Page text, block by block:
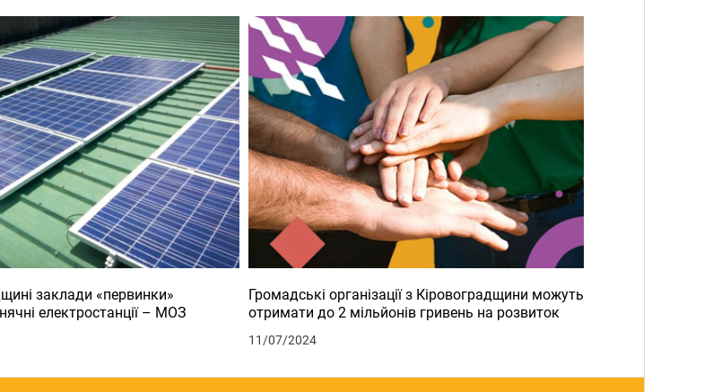
заклади «первинки»
електростанції – МОЗ
Громадські організації з Кіровоградщини можуть
отримати до 2 мільйонів гривень на розвиток
11/07/2024